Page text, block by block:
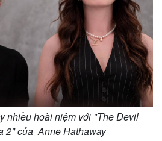
nhiều hoài niệm với "The Devil
2" của Anne Hathaway